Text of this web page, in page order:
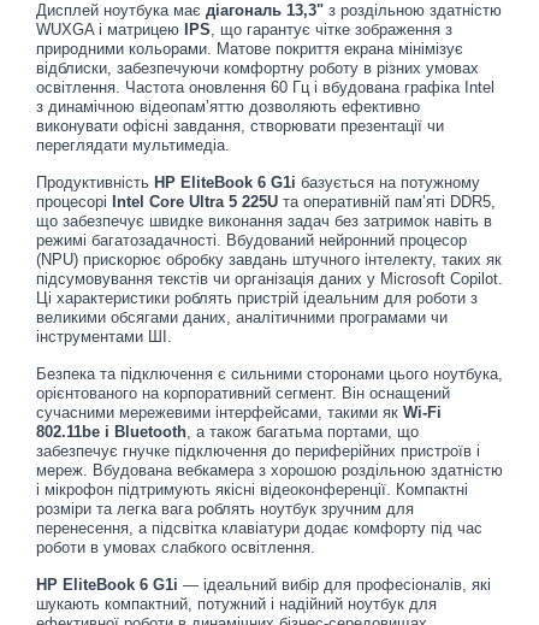
Дисплей ноутбука має діагональ 13,3" з роздільною здатністю
WUXGA і матрицею
IPS, що гарантує чітке зображення з
природними кольорами. Матове покриття екрана мінімізує
відблиски, забезпечуючи комфортну роботу в різних умовах
освітлення. Частота оновлення 60 Гц і вбудована графіка Intel
з динамічною відеопам’яттю дозволяють ефективно
виконувати офісні завдання, створювати презентації чи
переглядати мультимедіа.
Продуктивність HP EliteBook 6 G1i базується на потужному
процесорі Intel Core Ultra 5 225U та оперативній пам’яті DDR5,
що забезпечує швидке виконання задач без затримок навіть в
режимі багатозадачності. Вбудований нейронний процесор
(NPU) прискорює обробку завдань штучного інтелекту, таких як
підсумовування текстів чи організація даних у Microsoft Copilot.
Ці характеристики роблять пристрій ідеальним для роботи з
великими обсягами даних, аналітичними програмами чи
інструментами ШІ.
Безпека та підключення є сильними сторонами цього ноутбука,
орієнтованого на корпоративний сегмент. Він оснащений
сучасними мережевими інтерфейсами, такими як Wi-Fi
802.11be і Bluetooth, а також багатьма портами, що
забезпечує гнучке підключення до периферійних пристроїв і
мереж. Вбудована вебкамера з хорошою роздільною здатністю
і мікрофон підтримують якісні відеоконференції. Компактні
розміри та легка вага роблять ноутбук зручним для
перенесення, а підсвітка клавіатури додає комфорту під час
роботи в умовах слабкого освітлення.
HP EliteBook 6 G1i — ідеальний вибір для професіоналів, які
шукають компактний, потужний і надійний ноутбук для